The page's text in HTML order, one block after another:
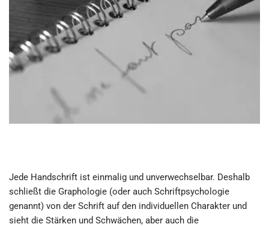
Jede Handschrift ist einmalig und unverwechselbar. Deshalb
schließt die Graphologie (oder auch Schriftpsychologie
genannt) von der Schrift auf den individuellen Charakter und
sieht die Stärken und Schwächen, aber auch die